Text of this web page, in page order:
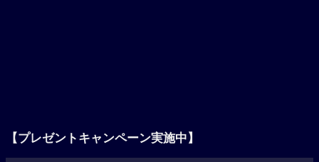
【プレゼントキャンペーン実施中】